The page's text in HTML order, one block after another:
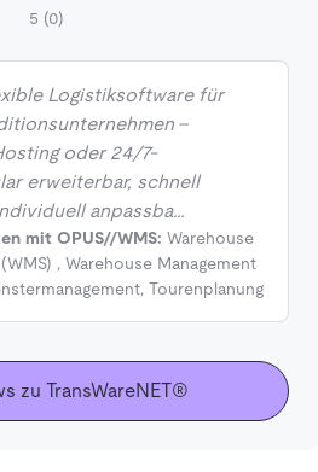
5 (0)
Logistiksoftware für
–
oder 24/7-
erweiterbar, schnell
anpassba…
mit OPUS//WMS: Warehouse
, Warehouse Management
, Tourenplanung
zu TransWareNET®